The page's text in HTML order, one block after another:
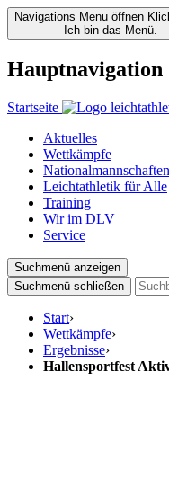
Navigations Menu öffnen
Ich bin das Menü.
Hauptnavigation
Startseite
Aktuelles
Wettkämpfe
Nationalmannschaften
Leichtathletik für Alle
Training
Wir im DLV
Service
Suchmenü anzeigen
Suchmenü schließen
Start›
Wettkämpfe›
Ergebnisse›
Hallensportfest